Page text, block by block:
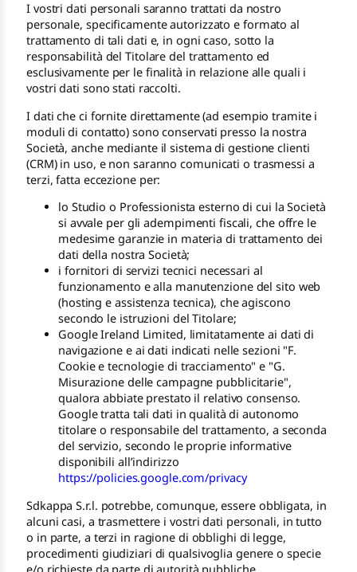
I vostri dati personali saranno trattati da nostro
personale, specificamente autorizzato e formato al
trattamento di tali dati e, in ogni caso, sotto la
responsabilità del Titolare del trattamento ed
esclusivamente per le finalità in relazione alle quali i
vostri dati sono stati raccolti.
I dati che ci fornite direttamente (ad esempio tramite i
moduli di contatto) sono conservati presso la nostra
Società, anche mediante il sistema di gestione clienti
(CRM) in uso, e non saranno comunicati o trasmessi a
terzi, fatta eccezione per:
lo Studio o Professionista esterno di cui la Società
si avvale per gli adempimenti fiscali, che offre le
medesime garanzie in materia di trattamento dei
dati della nostra Società;
i fornitori di servizi tecnici necessari al
funzionamento e alla manutenzione del sito web
(hosting e assistenza tecnica), che agiscono
secondo le istruzioni del Titolare;
Google Ireland Limited, limitatamente ai dati di
navigazione e ai dati indicati nelle sezioni "F.
Cookie e tecnologie di tracciamento" e "G.
Misurazione delle campagne pubblicitarie",
qualora abbiate prestato il relativo consenso.
Google tratta tali dati in qualità di autonomo
titolare o responsabile del trattamento, a seconda
del servizio, secondo le proprie informative
disponibili all’indirizzo
https://policies.google.com/privacy
Sdkappa S.r.l. potrebbe, comunque, essere obbligata, in
alcuni casi, a trasmettere i vostri dati personali, in tutto
o in parte, a terzi in ragione di obblighi di legge,
procedimenti giudiziari di qualsivoglia genere o specie